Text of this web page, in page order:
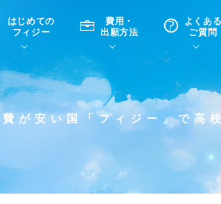
中学・高校留学の意義
はじめての
フィジー
滞在先
費用・
出願方法
高校留学
よくある
ご質問
ホームステイQ&A
学生インタビュー（在校生）
費が安い国「フィジー」で高